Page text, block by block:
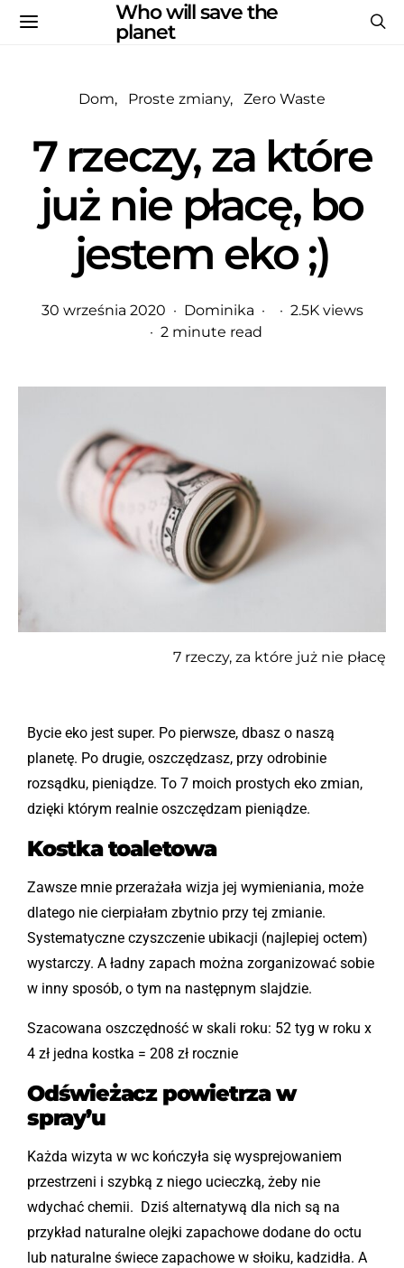
Who will save the
planet
Dom Proste zmiany Zero Waste
7 rzeczy, za które
już nie płacę, bo
jestem eko ;)
30 września 2020 Dominika
2.5K views
2 minute read
7 rzeczy, za które już nie płacę
Bycie eko jest super. Po pierwsze, dbasz o naszą
planetę. Po drugie, oszczędzasz, przy odrobinie
rozsądku, pieniądze. To 7 moich prostych eko zmian,
dzięki którym realnie oszczędzam pieniądze.
Kostka toaletowa
Zawsze mnie przerażała wizja jej wymieniania, może
dlatego nie cierpiałam zbytnio przy tej zmianie.
Systematyczne czyszczenie ubikacji (najlepiej octem)
wystarczy. A ładny zapach można zorganizować sobie
w inny sposób, o tym na następnym slajdzie.
Szacowana oszczędność w skali roku: 52 tyg w roku x
4 zł jedna kostka = 208 zł rocznie
Odświeżacz powietrza w
spray’u
Każda wizyta w wc kończyła się wysprejowaniem
przestrzeni i szybką z niego ucieczką, żeby nie
wdychać chemii. Dziś alternatywą dla nich są na
przykład naturalne olejki zapachowe dodane do octu
lub naturalne świece zapachowe w słoiku, kadzidła. A